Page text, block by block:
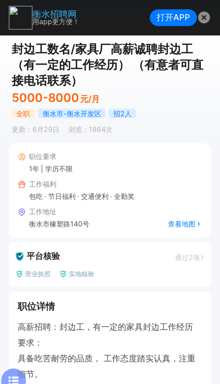
封边工数名/家具厂高薪诚聘封边工
（有一定的工作经历） （有意者可直
接电话联系）
5000-8000 元/月
全职 衡水市-衡水开发区
招2人
更新：6月29日
浏览：1864次
职位要求
1年
学历不限
工作福利
包吃
节日福利 交通便利
全勤奖
工作地址
衡水市橡塑路140号
查看地图
平台核验 通过2项
营业执照 实地核验
职位详情
高薪招聘：封边工，有一定的家具封边工作经历
要求：
具备吃苦耐劳的品质， 工作态度踏实认真，注重
细节。
衡水招聘网
用app更方便！ 打开APP